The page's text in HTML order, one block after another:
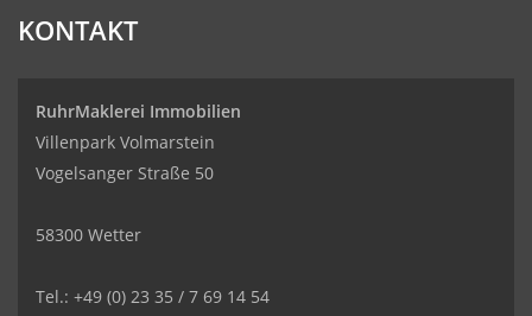
KONTAKT
RuhrMaklerei Immobilien
Villenpark Volmarstein
Vogelsanger Straße 50
58300 Wetter
Tel.: +49 (0) 23 35 / 7 69 14 54